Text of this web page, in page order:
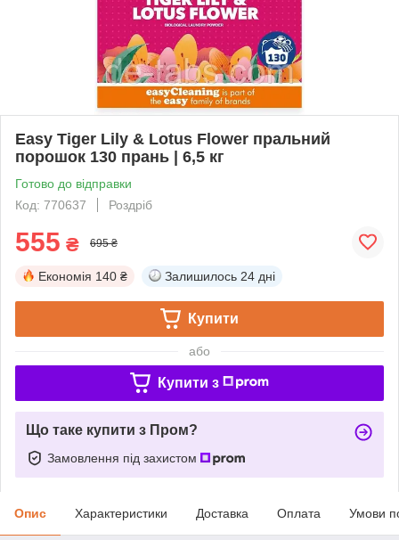
Easy Tiger Lily & Lotus Flower пральний
порошок 130 прань | 6,5 кг
Готово до відправки
Код: 770637
Роздріб
555 ₴ 695 ₴
Економія 140 ₴ Залишилось 24 дні
Купити
або
Купити з
Що таке купити з Пром?
Замовлення під захистом
Опис Характеристики Доставка Оплата Умови